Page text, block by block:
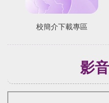
校簡介下載專區
影